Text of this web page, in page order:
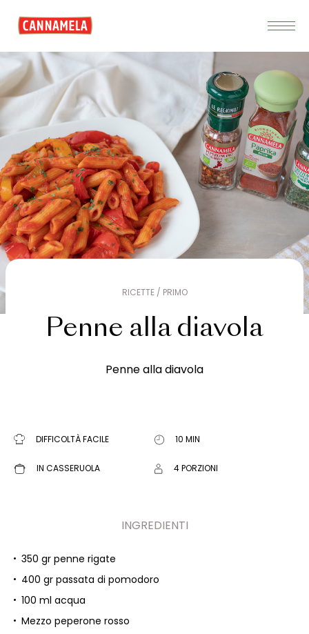
RICETTE / PRIMO
Penne alla diavola
Penne alla diavola
DIFFICOLTÀ FACILE 10 MIN
IN CASSERUOLA 4 PORZIONI
INGREDIENTI
350 gr penne rigate
400 gr passata di pomodoro
100 ml acqua
Mezzo peperone rosso